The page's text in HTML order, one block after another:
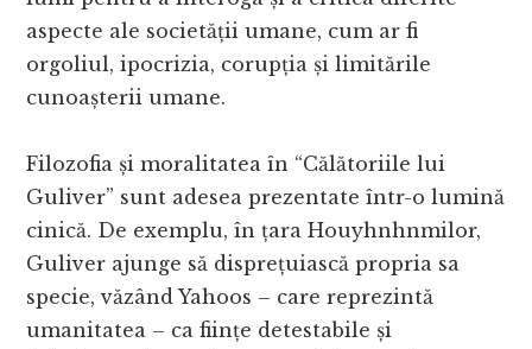
aspecte ale societății umane, cum ar fi
orgoliul, ipocrizia, corupția și limitările
cunoașterii umane.
Filozofia și moralitatea în “Călătoriile lui
Guliver” sunt adesea prezentate într-o lumină
cinică. De exemplu, în țara Houyhnhnmilor,
Guliver ajunge să disprețuiască propria sa
specie, văzând Yahoos – care reprezintă
umanitatea – ca ființe detestabile și